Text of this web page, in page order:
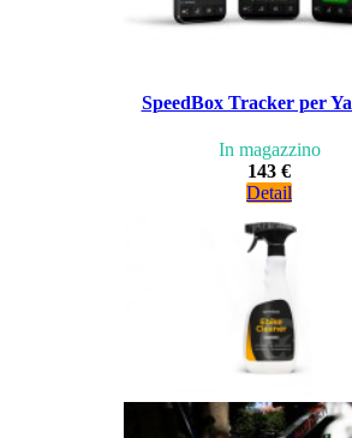
SpeedBox Tracker per
In magazzino
143 €
Detail